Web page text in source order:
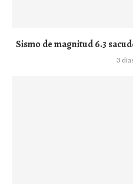
Sismo de magnitud 6.3
3